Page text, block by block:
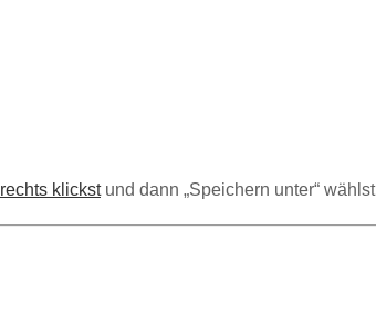
klickstund dann „Speichern unter“ wählst